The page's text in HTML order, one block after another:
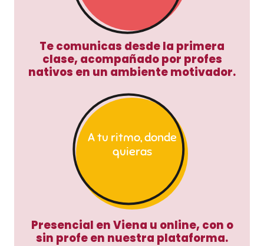
Te comunicas desde la primera
clase, acompañado por profes
nativos en un ambiente motivador.
A tu ritmo, donde
quieras
Presencial en Viena u online, con o
sin profe en nuestra plataforma.